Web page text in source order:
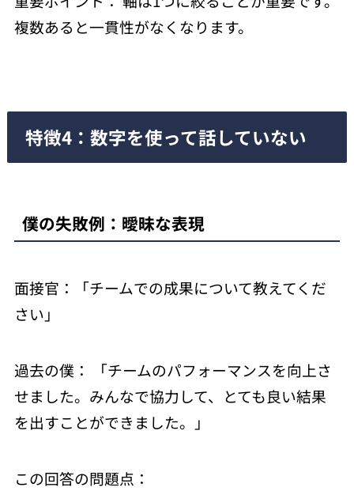
複数あると一貫性がなくなります。
特徴4：数字を使って話していない
僕の失敗例：曖昧な表現
面接官：「チームでの成果について教えてくだ
さい」
過去の僕： 「チームのパフォーマンスを向上さ
せました。みんなで協力して、とても良い結果
を出すことができました。」
この回答の問題点：